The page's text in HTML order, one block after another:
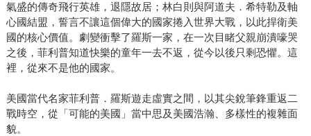
氣盛的傳奇飛行英雄，退隱故居；林白則與阿道夫．希特勒及軸
心國結盟，誓言不讓這個偉大的國家捲入世界大戰，以此捍衛美
國的核心價值。劇變衝擊了羅斯一家，在一次目睹父親崩潰嚎哭
之後，菲利普知道快樂的童年一去不返，從今以後只剩恐懼。這
裡，從來不是他的國家。
美國當代名家菲利普．羅斯遊走虛實之間，以其尖銳筆鋒重返二
戰時空，從「可能的美國」當中思及美國浩瀚、多樣性的複雜面
貌。